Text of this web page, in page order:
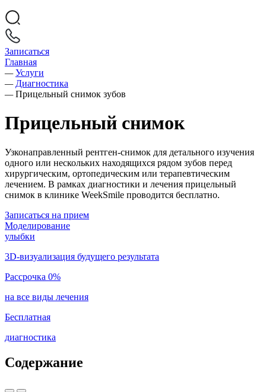
Записаться
Главная
— Услуги
— Диагностика
— Прицельный снимок зубов
Прицельный снимок
Узконаправленный рентген-снимок для детального изучения
одного или нескольких находящихся рядом зубов перед
хирургическим, ортопедическим или терапевтическим
лечением. В рамках диагностики и лечения прицельный
снимок в клинике WeekSmile проводится бесплатно.
Записаться на прием
Моделирование
улыбки
3D-визуализация будущего результата
Рассрочка 0%
на все виды лечения
Бесплатная
диагностика
Содержание